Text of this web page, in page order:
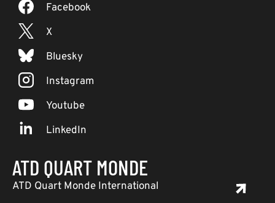
Facebook
X
Bluesky
Instagram
Youtube
LinkedIn
ATD QUART MONDE
ATD Quart Monde International